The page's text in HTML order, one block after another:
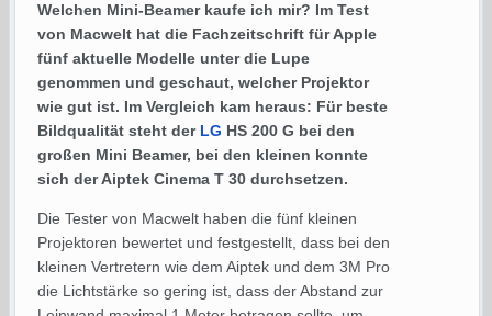
Welchen Mini-Beamer kaufe ich mir? Im Test
von Macwelt hat die Fachzeitschrift für Apple
fünf aktuelle Modelle unter die Lupe
genommen und geschaut, welcher Projektor
wie gut ist. Im Vergleich kam heraus: Für beste
Bildqualität steht der LG HS 200 G bei den
großen Mini Beamer, bei den kleinen konnte
sich der Aiptek Cinema T 30 durchsetzen.
Die Tester von Macwelt haben die fünf kleinen
Projektoren bewertet und festgestellt, dass bei den
kleinen Vertretern wie dem Aiptek und dem 3M Pro
die Lichtstärke so gering ist, dass der Abstand zur